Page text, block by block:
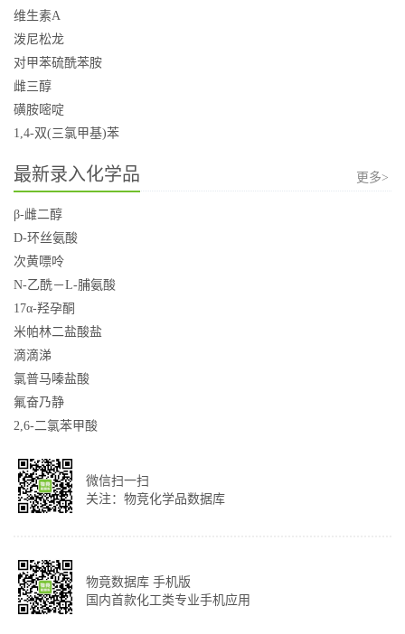
维生素A
泼尼松龙
对甲苯硫酰苯胺
雌三醇
磺胺嘧啶
1,4-双(三氯甲基)苯
最新录入化学品 更多>
β-雌二醇
D-环丝氨酸
次黄嘌呤
N-乙酰－L-脯氨酸
17α-羟孕酮
米帕林二盐酸盐
滴滴涕
氯普马嗪盐酸
氟奋乃静
2,6-二氯苯甲酸
微信扫一扫
关注：物竞化学品数据库
物竟数据库 手机版
国内首款化工类专业手机应用